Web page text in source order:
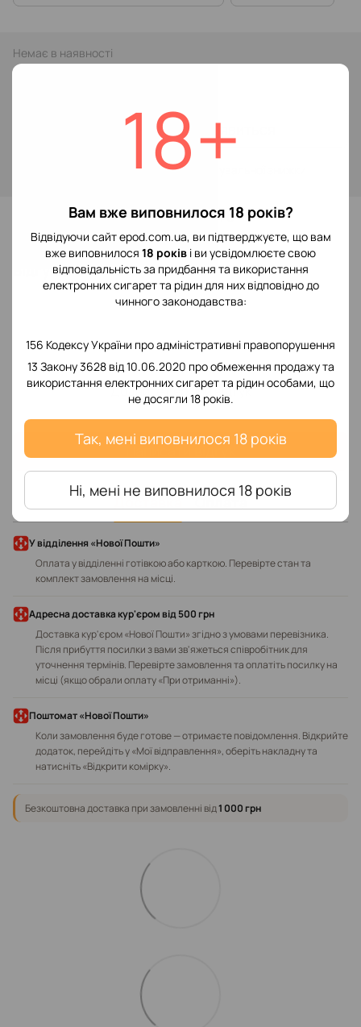
18+
Вам вже виповнилося 18 років?
Відвідуючи сайт epod.com.ua, ви підтверджуєте, що вам
вже виповнилося 18 років і ви усвідомлюєте свою
відповідальність за придбання та використання
електронних сигарет та рідин для них відповідно до
чинного законодавства:
156 Кодексу України про адміністративні правопорушення
13 Закону 3628 від 10.06.2020 про обмеження продажу та
використання електронних сигарет та рідин особами, що
не досягли 18 років.
Так, мені виповнилося 18 років
Ні, мені не виповнилося 18 років
Немає в наявності
Повідомити, коли з'явиться
для відображення накопичувальної знижки
До обраного
Відгуки
Додайте перший відгук
Написати відгук
Доставка Оплата
У відділення «Нової Пошти»
Оплата у відділенні готівкою або карткою. Перевірте стан та
комплект замовлення на місці.
Адресна доставка кур'єром від 500 грн
Доставка кур'єром «Нової Пошти» згідно з умовами перевізника.
Після прибуття посилки з вами зв'яжеться співробітник для
уточнення термінів. Перевірте замовлення та оплатіть посилку на
місці (якщо обрали оплату «При отриманні»).
Поштомат «Нової Пошти»
Коли замовлення буде готове — отримаєте повідомлення. Відкрийте
додаток, перейдіть у «Мої відправлення», оберіть накладну та
натисніть «Відкрити комірку».
Безкоштовна доставка при замовленні від1 000 грн